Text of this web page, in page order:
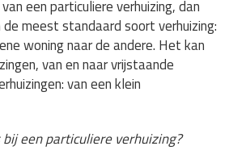
een particuliere verhuizing, dan
meest standaard soort verhuizing:
woning naar de andere. Het kan
van en naar vrijstaande
van een klein
een particuliere verhuizing?